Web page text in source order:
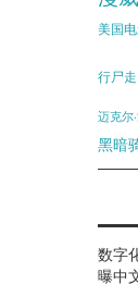
美国
行尸
迈克尔
黑暗
数字
曝中